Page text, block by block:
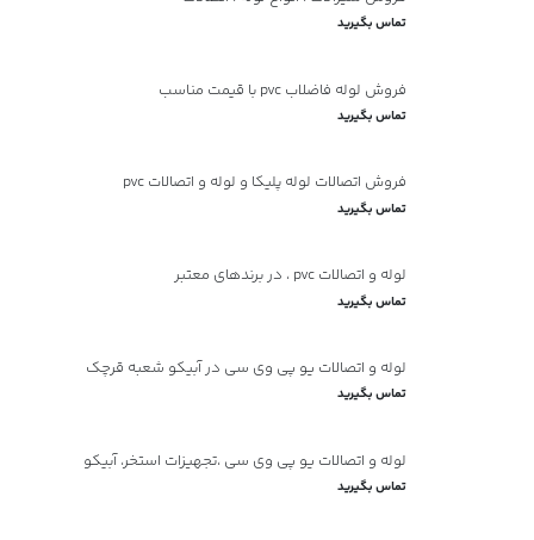
تماس بگیرید
فروش لوله فاضلاب pvc با قیمت مناسب
تماس بگیرید
فروش اتصالات لوله پلیکا و لوله و اتصالات pvc
تماس بگیرید
لوله و اتصالات pvc ، در برندهای معتبر
تماس بگیرید
لوله و اتصالات یو پی وی سی در آبیکو شعبه قرچک
تماس بگیرید
لوله و اتصالات یو پی وی سی ،تجهیزات استخر، آبیکو
تماس بگیرید